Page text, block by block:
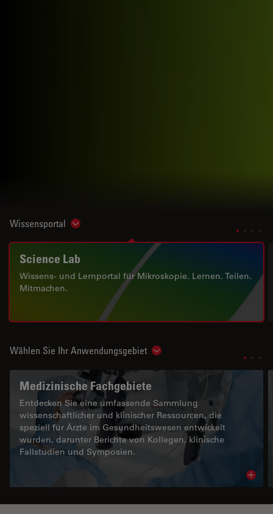
Wissensportal Show subnavigation
Science Lab
Wissens- und Lernportal für Mikroskopie. Lernen. Teilen.
Mitmachen.
Wählen Sie Ihr Anwendungsgebiet Show subnavigation
Medizinische Fachgebiete
Entdecken Sie eine umfassende Sammlung
wissenschaftlicher und klinischer Ressourcen, die
speziell für Ärzte im Gesundheitswesen entwickelt
wurden, darunter Berichte von Kollegen, klinische
Fallstudien und Symposien.